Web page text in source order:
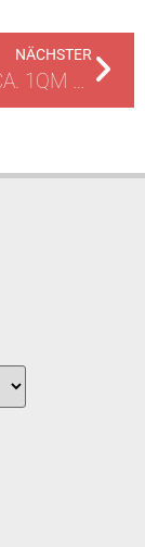
NÄCHSTER
BRENNT CA. 1QM WALDFLÄCHE